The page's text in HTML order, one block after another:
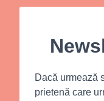
Dacă urmează
prietenă care